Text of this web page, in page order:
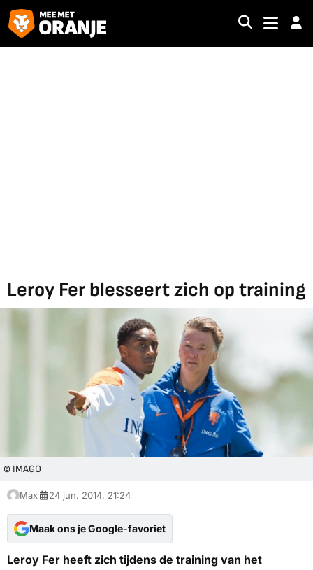
Leroy Fer blesseert zich op training
© IMAGO
Max 24 jun. 2014, 21:24
Maak ons je Google-favoriet
Leroy Fer heeft zich tijdens de training van het